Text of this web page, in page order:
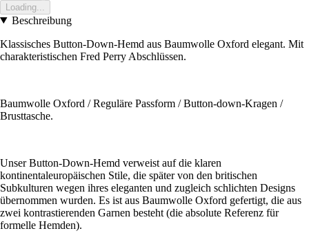
Loading...
Beschreibung
Klassisches Button-Down-Hemd aus Baumwolle Oxford elegant. Mit
charakteristischen Fred Perry Abschlüssen.
Baumwolle Oxford / Reguläre Passform / Button-down-Kragen /
Brusttasche.
Unser Button-Down-Hemd verweist auf die klaren
kontinentaleuropäischen Stile, die später von den britischen
Subkulturen wegen ihres eleganten und zugleich schlichten Designs
übernommen wurden. Es ist aus Baumwolle Oxford gefertigt, die aus
zwei kontrastierenden Garnen besteht (die absolute Referenz für
formelle Hemden).